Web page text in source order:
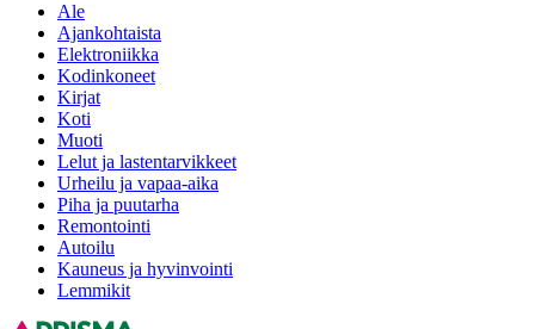
Ale
Ajankohtaista
Elektroniikka
Kodinkoneet
Kirjat
Koti
Muoti
Lelut ja lastentarvikkeet
Urheilu ja vapaa-aika
Piha ja puutarha
Remontointi
Autoilu
Kauneus ja hyvinvointi
Lemmikit